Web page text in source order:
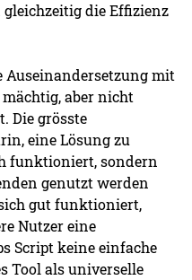
die Effizienz
Auseinandersetzung mit
mächtig, aber nicht
Die grösste
eine Lösung zu
funktioniert, sondern
genutzt werden
gut funktioniert,
Nutzer eine
Script keine einfache
Tool als universelle